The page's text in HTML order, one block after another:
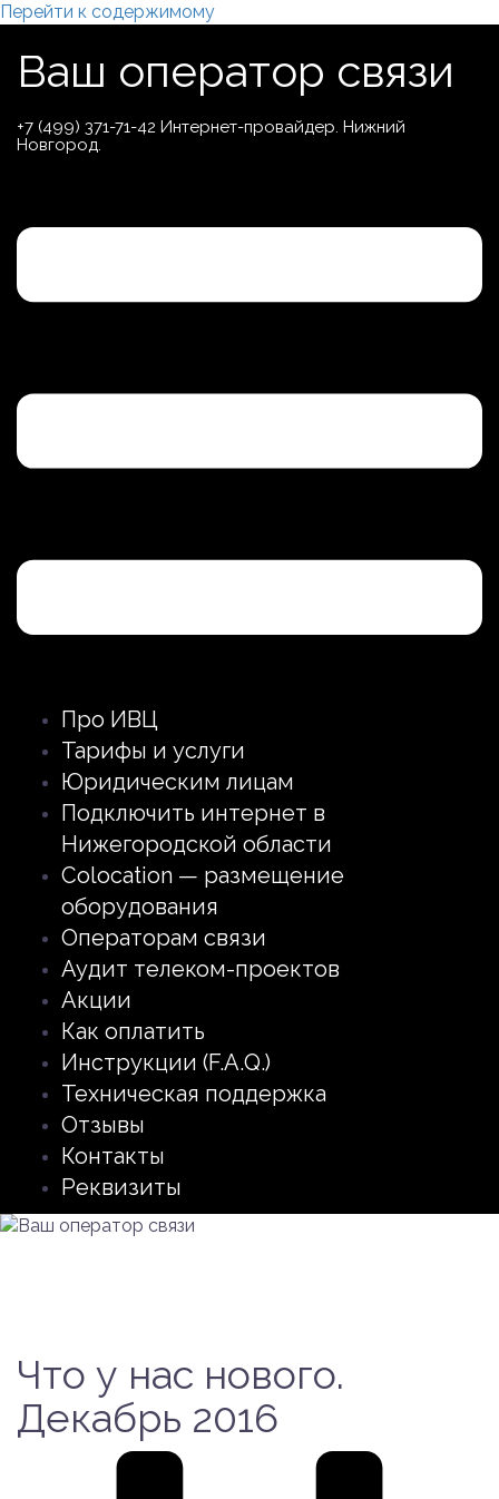
Перейти к содержимому
Ваш оператор связи
+7 (499) 371-71-42 Интернет-провайдер. Нижний
Новгород.
Про ИВЦ
Тарифы и услуги
Юридическим лицам
Подключить интернет в
Нижегородской области
Colocation — размещение
оборудования
Операторам связи
Аудит телеком-проектов
Акции
Как оплатить
Инструкции (F.A.Q.)
Техническая поддержка
Отзывы
Контакты
Реквизиты
Что у нас нового.
Декабрь 2016